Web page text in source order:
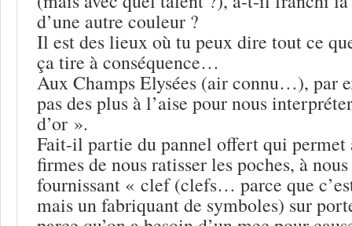
d’une autre couleur ?
Il est des lieux où tu peux dire tout ce
ça tire à conséquence…
Aux Champs Elysées (air connu…), par
pas des plus à l’aise pour nous
d’or ».
Fait-il partie du pannel offert qui
firmes de nous ratisser les poches, à
fournissant « clef (clefs… parce que
mais un fabriquant de symboles) sur